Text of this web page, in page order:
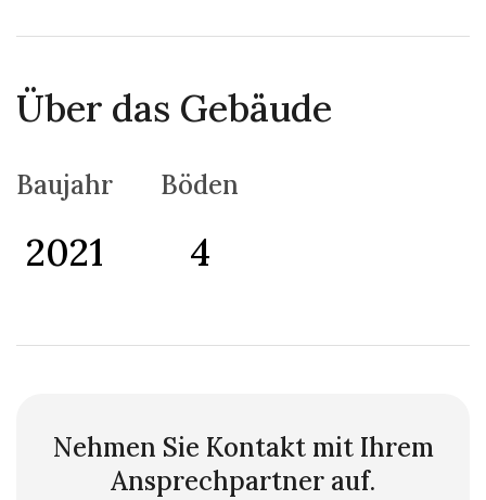
Im Hof des Gebäudes gibt es einen Pool und einen
Grillplatz.
Vor dem Gebäude gibt es einen Parkplatz für alle
Restaurants, Cafés und eine Bushaltestelle, während
das Meer nur 150 m entfernt ist.
Über das Gebäude
Baujahr
2021
Böden
4
Nehmen Sie Kontakt mit Ihrem
Ansprechpartner auf.